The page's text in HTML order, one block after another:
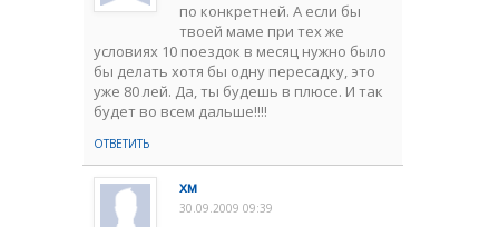
по конкретней. А если бы
твоей маме при тех же
условиях 10 поездок в месяц нужно было
бы делать хотя бы одну пересадку, это
уже 80 лей. Да, ты будешь в плюсе. И так
будет во всем дальше!!!!
ОТВЕТИТЬ
хм
30.09.2009 09:39